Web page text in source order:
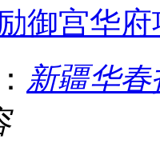
御宫华
新疆华